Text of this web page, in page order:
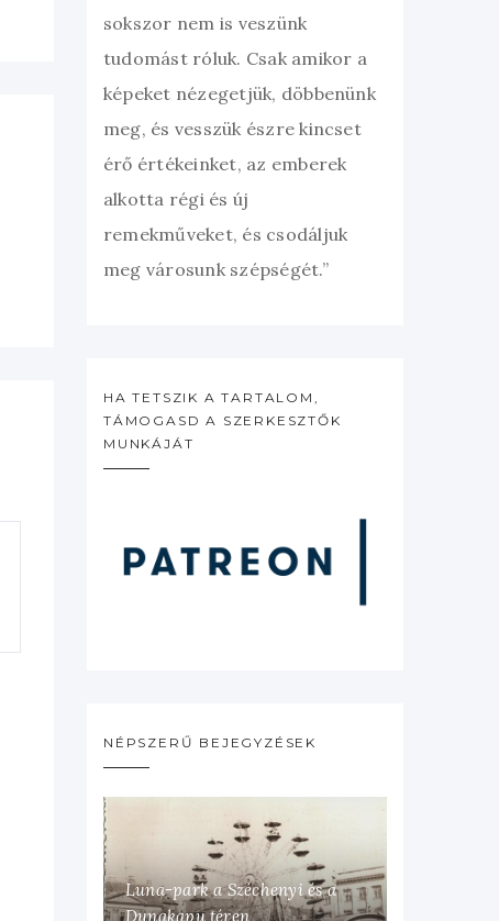
sokszor nem is veszünk
tudomást róluk. Csak amikor a
képeket nézegetjük, döbbenünk
meg, és vesszük észre kincset
érő értékeinket, az emberek
alkotta régi és új
remekműveket, és csodáljuk
meg városunk szépségét.”
HA TETSZIK A TARTALOM,
TÁMOGASD A SZERKESZTŐK
MUNKÁJÁT
NÉPSZERŰ BEJEGYZÉSEK
Luna-park a Széchenyi és a
Dunakapu téren